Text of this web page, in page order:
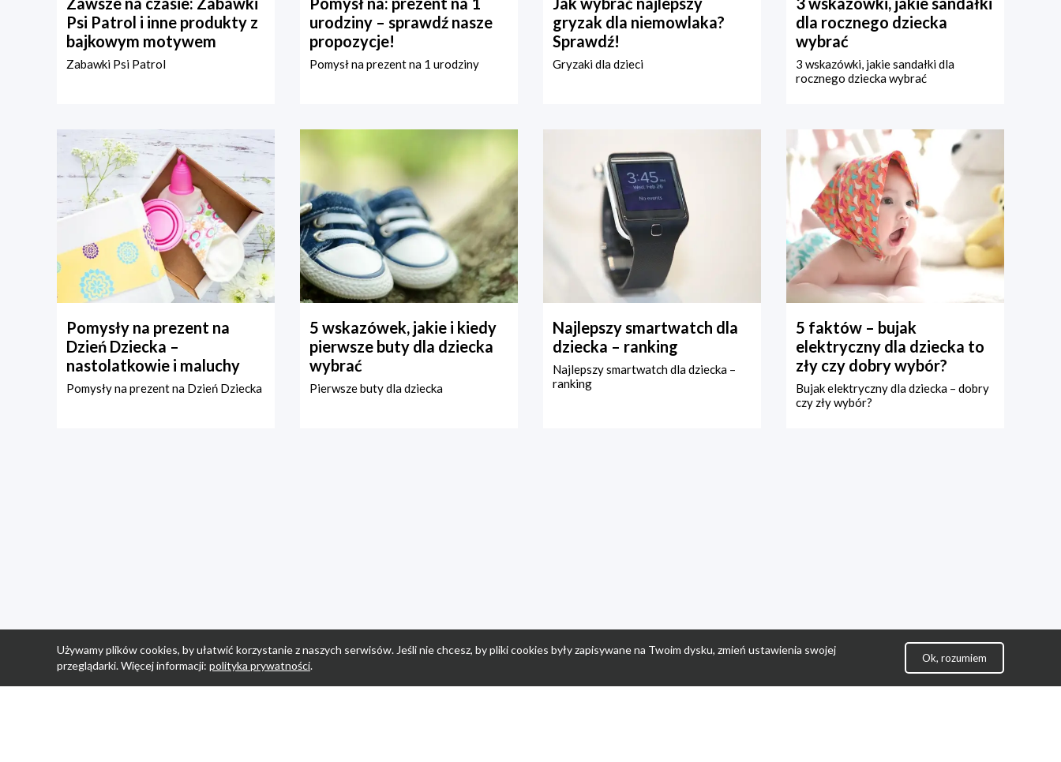
Psi Patrol i inne produkty z
bajkowym motywem
Zabawki Psi Patrol
urodziny – sprawdź nasze
propozycje!
Pomysł na prezent na 1 urodziny
gryzak dla niemowlaka?
Sprawdź!
Gryzaki dla dzieci
dla rocznego dziecka
wybrać
3 wskazówki, jakie sandałki dla
rocznego dziecka wybrać
Pomysły na prezent na
Dzień Dziecka –
nastolatkowie i maluchy
Pomysły na prezent na Dzień Dziecka
5 wskazówek, jakie i kiedy
pierwsze buty dla dziecka
wybrać
Pierwsze buty dla dziecka
Najlepszy smartwatch dla
dziecka – ranking
Najlepszy smartwatch dla dziecka –
ranking
5 faktów – bujak
elektryczny dla dziecka to
zły czy dobry wybór?
Bujak elektryczny dla dziecka – dobry
czy zły wybór?
Używamy plików cookies, by ułatwić korzystanie z naszych serwisów. Jeśli nie chcesz, by pliki cookies były zapisywane na Twoim dysku, zmień ustawienia swojej
przeglądarki. Więcej informacji: polityka prywatności.
Ok, rozumiem